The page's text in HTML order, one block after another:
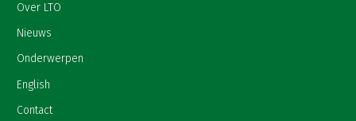
Over LTO
Nieuws
Onderwerpen
English
Contact